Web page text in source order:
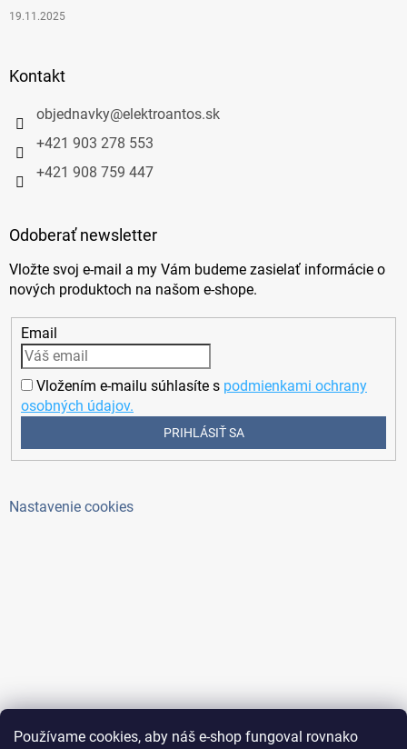
Používame cookies, aby náš e-shop fungoval rovnako
19.11.2025
Kontakt
objednavky@elektroantos.sk
+421 903 278 553
+421 908 759 447
Odoberať newsletter
Vložte svoj e-mail a my Vám budeme zasielať informácie o
nových produktoch na našom e-shope.
Email
Vložením e-mailu súhlasíte s podmienkami ochrany
osobných údajov.
PRIHLÁSIŤ SA
Nastavenie cookies